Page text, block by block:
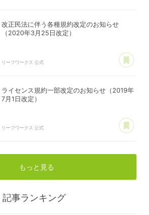
改正民法に伴う各種規約改定のお知らせ
（2020年3月25日改定）
リーフワークス 公式
ライセンス規約一部改定のお知らせ（2019年
7月1日改定）
リーフワークス 公式
もっと見る
記事ランキング